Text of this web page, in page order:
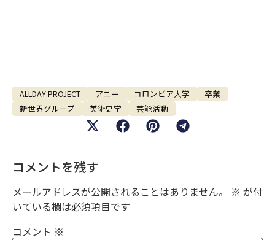
ALLDAY PROJECT アニー コロンビア大学
卒業
新世界グループ
美術史学 芸能活動
コメントを残す
メールアドレスが公開されることはありません。 ※ が付
いている欄は必須項目です
コメント ※